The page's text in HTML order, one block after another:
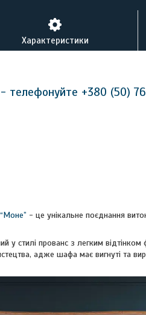
Характеристики
телефонуйте +380 (50)
- це унікальне поєднання
у стилі прованс з легким
адже шафа має вигнуті та